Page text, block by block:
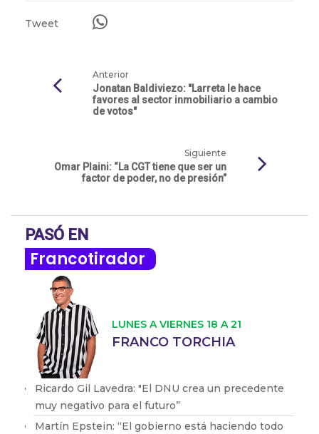
Tweet
Anterior
Jonatan Baldiviezo: "Larreta le hace
favores al sector inmobiliario a cambio
de votos"
Siguiente
Omar Plaini: “La CGT tiene que ser un
factor de poder, no de presión”
PASÓ EN
Francotirador
LUNES A VIERNES 18 A 21
FRANCO TORCHIA
Ricardo Gil Lavedra: "El DNU crea un precedente
muy negativo para el futuro”
Martín Epstein: “El gobierno está haciendo todo